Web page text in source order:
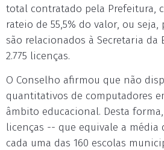
total contratado pela Prefeitura,
rateio de 55,5% do valor, ou
são relacionados à Secretaria da
2.775 licenças.
O Conselho afirmou que não
quantitativos de computadores
âmbito educacional. Desta
licenças -- que equivale a média
cada uma das 160 escolas